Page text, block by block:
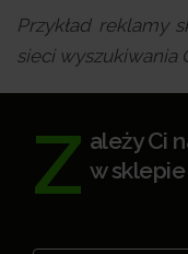
Przykład reklamy
sieci wyszukiwania
Z ależy Ci
w